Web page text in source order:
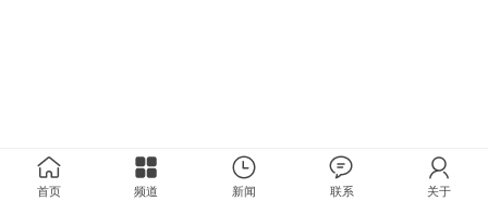
首页 频道 新闻 联系 关于